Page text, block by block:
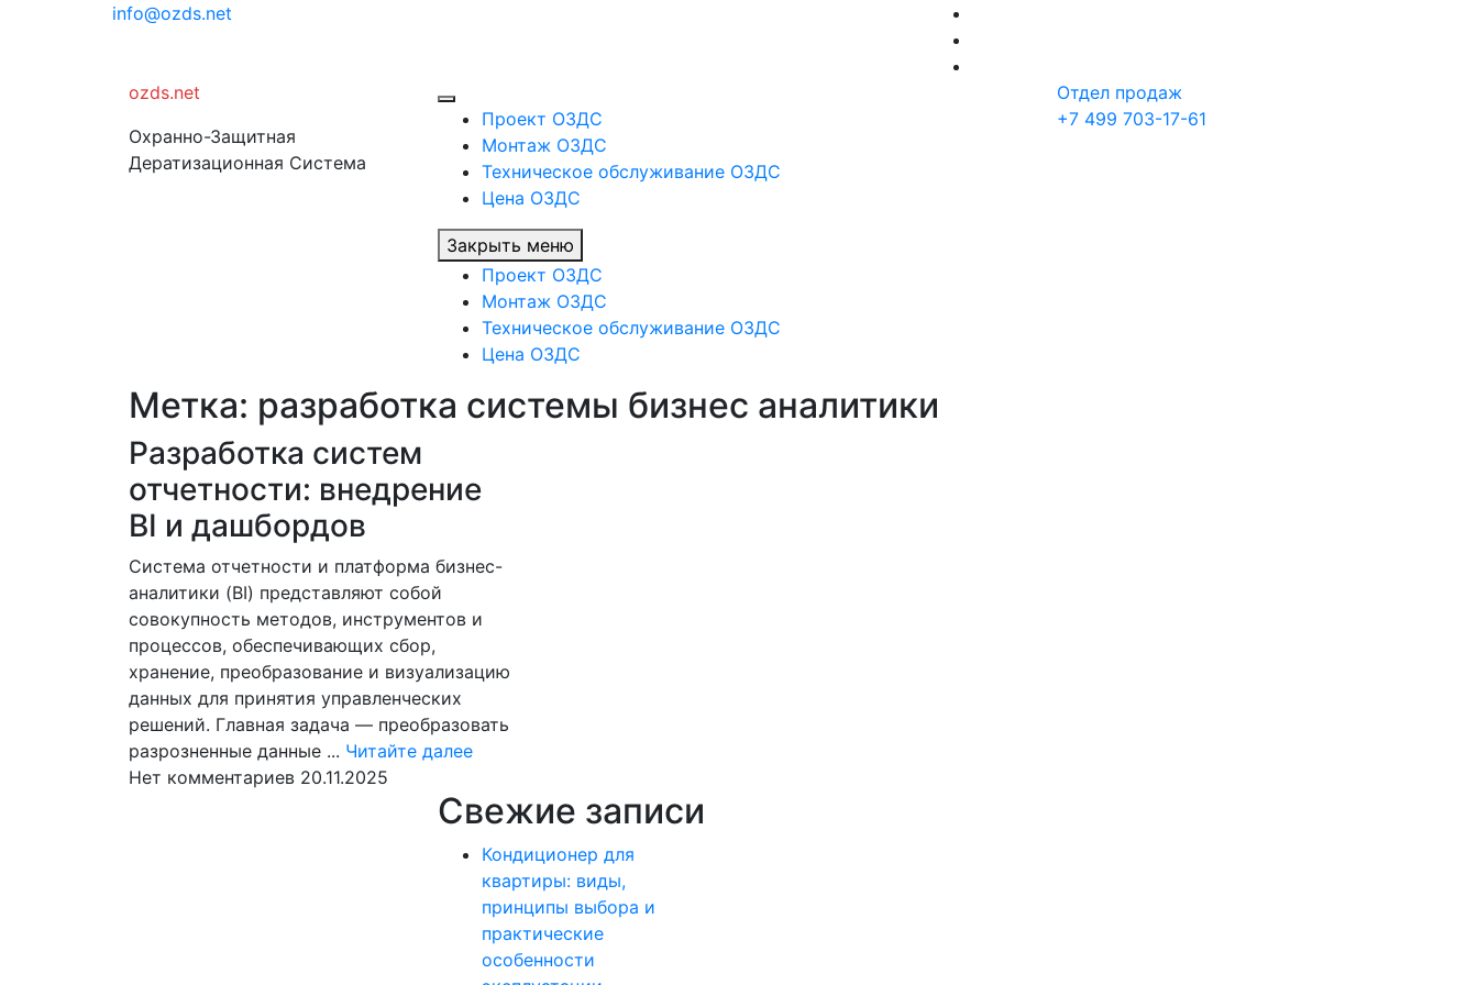
info@ozds.net
ozds.net
Охранно-Защитная
Дератизационная Система
Проект ОЗДС
Монтаж ОЗДС
Техническое обслуживание ОЗДС
Цена ОЗДС
Закрыть меню
Проект ОЗДС
Монтаж ОЗДС
Техническое обслуживание ОЗДС
Цена ОЗДС
Отдел продаж
+7 499 703-17-61
Метка: разработка системы бизнес аналитики
Разработка систем
отчетности: внедрение
BI и дашбордов
Система отчетности и платформа бизнес-
аналитики (BI) представляют собой
совокупность методов, инструментов и
процессов, обеспечивающих сбор,
хранение, преобразование и визуализацию
данных для принятия управленческих
решений. Главная задача — преобразовать
разрозненные данные ... Читайте далееЧитайте
Нет комментариев 20.11.2025
Свежие записи
Кондиционер для
квартиры: виды,
принципы выбора и
практические
особенности